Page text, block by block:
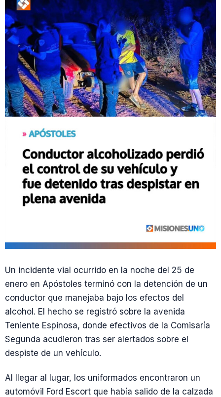
Un incidente vial ocurrido en la noche del 25 de
enero en Apóstoles terminó con la detención de un
conductor que manejaba bajo los efectos del
alcohol. El hecho se registró sobre la avenida
Teniente Espinosa, donde efectivos de la Comisaría
Segunda acudieron tras ser alertados sobre el
despiste de un vehículo.
Al llegar al lugar, los uniformados encontraron un
automóvil Ford Escort que había salido de la calzada